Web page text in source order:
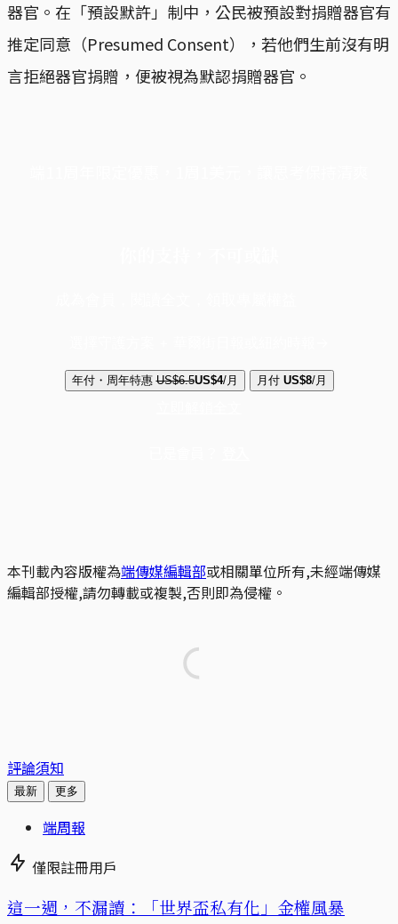
器官。在「預設默許」制中，公民被預設對捐贈器官有
推定同意（Presumed Consent），若他們生前沒有明
言拒絕器官捐贈，便被視為默認捐贈器官。
年付・周年特惠 US$6.5US$4/月 月付 US$8/月
本刊載內容版權為端傳媒編輯部或相關單位所有,未經端傳媒
編輯部授權,請勿轉載或複製,否則即為侵權。
評論須知
最新 更多
端周報
僅限註冊用戶
這一週，不漏讀：「世界盃私有化」金權風暴